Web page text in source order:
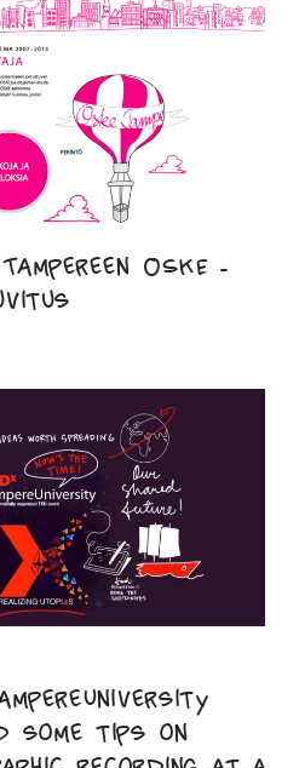
OSKE -
some tips on